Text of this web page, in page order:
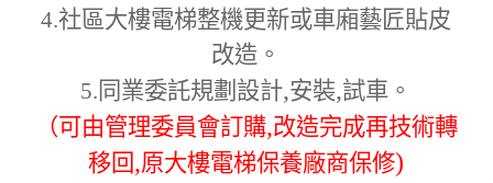
4.社區大樓電梯整機更新或車廂藝匠貼皮
改造。
5. 同業委託規劃設計,安裝,試車。
（可由管理委員會訂購,改造完成再技術轉
移回,原大樓電梯保養廠商保修)